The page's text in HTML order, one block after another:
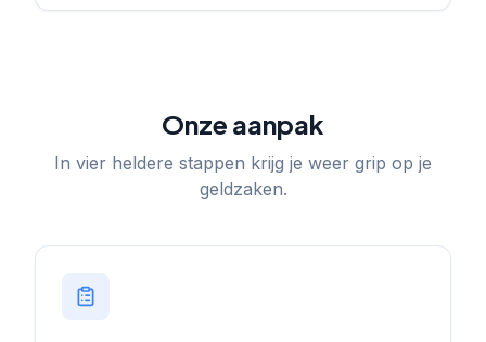
Onze aanpak
In vier heldere stappen krijg je weer grip op je
geldzaken.